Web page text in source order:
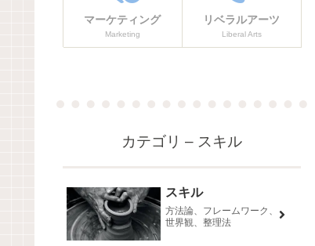
マーケティング
Marketing
リベラルアーツ
Liberal Arts
カテゴリ – スキル
スキル
方法論、フレームワーク、
世界観、整理法